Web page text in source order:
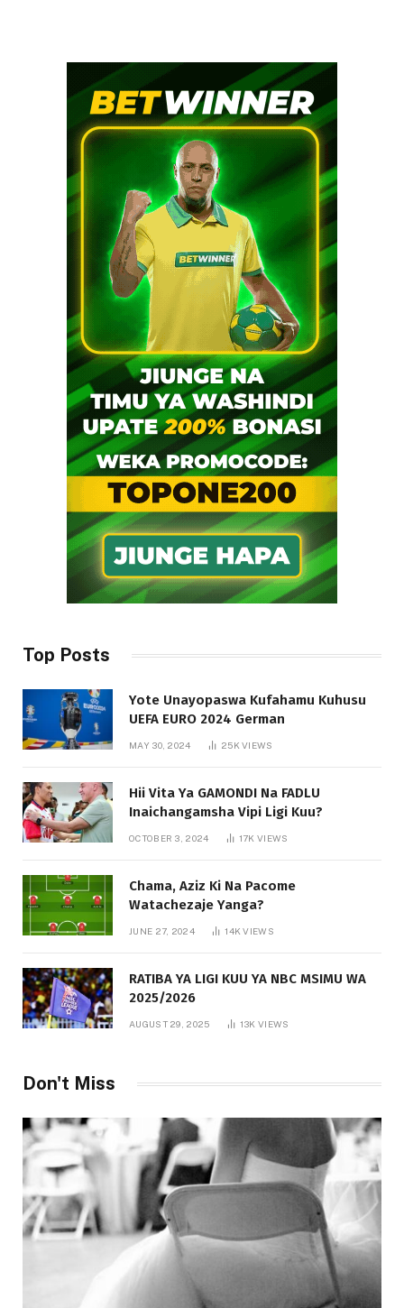
Top Posts
Yote Unayopaswa Kufahamu Kuhusu
UEFA EURO 2024 German
MAY 30, 2024 25KVIEWS
Hii Vita Ya GAMONDI Na FADLU
Inaichangamsha Vipi Ligi Kuu?
OCTOBER 3, 2024 17KVIEWS
Chama, Aziz Ki Na Pacome
Watachezaje Yanga?
JUNE 27, 2024 14KVIEWS
RATIBA YA LIGI KUU YA NBC MSIMU WA
2025/2026
AUGUST 29, 2025 13KVIEWS
Don't Miss